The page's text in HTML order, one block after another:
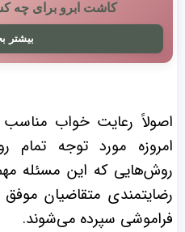
کاشت ابرو برای چه
بیشتر
اصولاً رعایت خواب
امروزه مورد توجه
روش‌هایی که این مسئله
رضایتمندی متقاضیان
فراموشی سپرده می‌شوند.